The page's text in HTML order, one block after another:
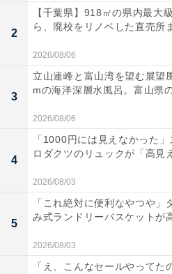
2
【千葉県】918㎡の県内最大
ら、廃校をリノベした直売所
2026/08/06
3
立山連峰と富山湾を望む展望
mの海洋深層水風呂。富山県
2026/08/06
4
「1000円には見えなかった
ロダクツのリュックが「高見
2026/08/03
5
「これ絶対に便利なやつや」
み式ランドリーバスケットが
2026/08/03
「え、こんなセールやってた